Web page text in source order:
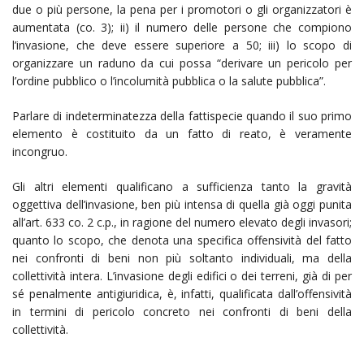
due o più persone, la pena per i promotori o gli organizzatori è
aumentata (co. 3); ii) il numero delle persone che compiono
l’invasione, che deve essere superiore a 50; iii) lo scopo di
organizzare un raduno da cui possa “derivare un pericolo per
l’ordine pubblico o l’incolumità pubblica o la salute pubblica”.
Parlare di indeterminatezza della fattispecie quando il suo primo
elemento è costituito da un fatto di reato, è veramente
incongruo.
Gli altri elementi qualificano a sufficienza tanto la gravità
oggettiva dell’invasione, ben più intensa di quella già oggi punita
all’art. 633 co. 2 c.p., in ragione del numero elevato degli invasori;
quanto lo scopo, che denota una specifica offensività del fatto
nei confronti di beni non più soltanto individuali, ma della
collettività intera. L’invasione degli edifici o dei terreni, già di per
sé penalmente antigiuridica, è, infatti, qualificata dall’offensività
in termini di pericolo concreto nei confronti di beni della
collettività.